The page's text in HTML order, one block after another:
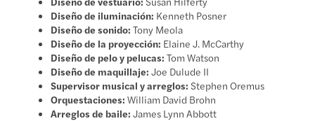
Diseño de iluminación: Kenneth Posner
Diseño de sonido: Tony Meola
Diseño de la proyección: Elaine J. McCarthy
Diseño de pelo y pelucas: Tom Watson
Diseño de maquillaje: Joe Dulude II
Supervisor musical y arreglos: Stephen Oremus
Orquestaciones: William David Brohn
Arreglos de baile: James Lynn Abbott